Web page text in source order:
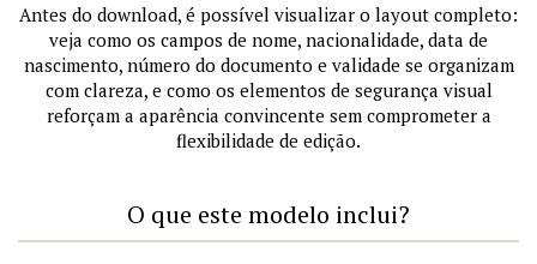
Antes do download, é possível visualizar o layout completo:
veja como os campos de nome, nacionalidade, data de
nascimento, número do documento e validade se organizam
com clareza, e como os elementos de segurança visual
reforçam a aparência convincente sem comprometer a
flexibilidade de edição.
O que este modelo inclui?